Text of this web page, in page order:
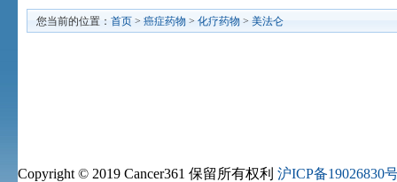
您当前的位置： 首页 > 癌症药物 > 化疗药物 > 美法仑
Copyright © 2019 Cancer361 保留所有权利 沪ICP备19026830